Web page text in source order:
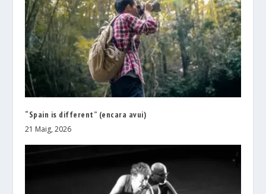
“Spain is different” (encara avui)
21 Maig, 2026